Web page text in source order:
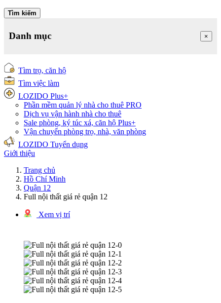
Tìm kiếm
Danh mục ×
Tìm trọ, căn hộ
Tìm việc làm
LOZIDO Plus+
Phần mềm quản lý nhà cho thuê PRO
Dịch vụ vận hành nhà cho thuê
Sale phòng, ký túc xá, căn hộ Plus+
Vận chuyển phòng trọ, nhà, văn phòng
LOZIDO Tuyển dụng
Giới thiệu
Trang chủ
Hồ Chí Minh
Quận 12
Full nội thất giá rẻ quận 12
Xem vị trí